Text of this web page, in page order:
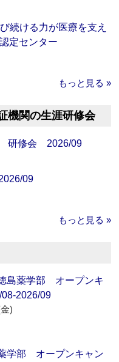
続ける力が医療を支え
定センター
もっと見る »
機関の生涯研修会
研修会 2026/09
09
もっと見る »
島薬学部 オープンキ
2026/09
)
学部 オープンキャン